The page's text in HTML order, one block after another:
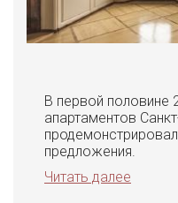
В первой половине
апартаментов
предложения.
Читать далее